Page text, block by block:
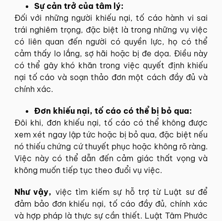
Sự cản trở của tâm lý:
Đối với những người khiếu nại, tố cáo hành vi sai
trái nghiêm trọng, đặc biệt là trong những vụ việc
có liên quan đến người có quyền lực, họ có thể
cảm thấy lo lắng, sợ hãi hoặc bị đe dọa. Điều này
có thể gây khó khăn trong việc quyết định khiếu
nại tố cáo và soạn thảo đơn một cách đầy đủ và
chính xác.
Đơn khiếu nại, tố cáo có thể bị bỏ qua:
Đôi khi, đơn khiếu nại, tố cáo có thể không được
xem xét ngay lập tức hoặc bị bỏ qua, đặc biệt nếu
nó thiếu chứng cứ thuyết phục hoặc không rõ ràng.
Việc này có thể dẫn đến cảm giác thất vọng và
không muốn tiếp tục theo đuổi vụ việc.
Như vậy, việc tìm kiếm sự hỗ trợ từ Luật sư để
đảm bảo đơn khiếu nại, tố cáo đầy đủ, chính xác
và hợp pháp là thực sự cần thiết. Luật Tâm Phước